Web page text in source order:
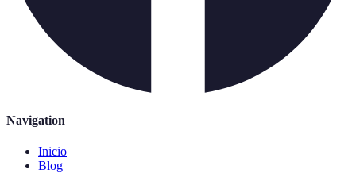
Navigation
Inicio
Blog